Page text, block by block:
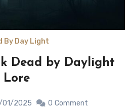
By Day Light
Dead by Daylight
Lore
01/2025 0 Comment